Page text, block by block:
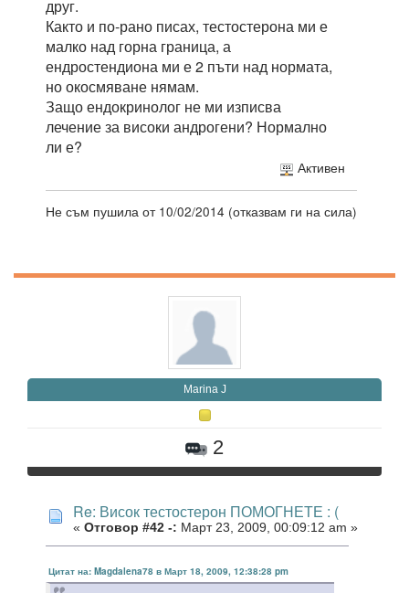
друг.
Както и по-рано писах, тестостерона ми е
малко над горна граница, а
ендростендиона ми е 2 пъти над нормата,
но окосмяване нямам.
Защо ендокринолог не ми изписва
лечение за високи андрогени? Нормално
ли е?
Активен
Не съм пушила от 10/02/2014 (отказвам ги на сила)
Marina J
2
Re: Висок тестостерон ПОМОГНЕТЕ : (
« Отговор #42 -: Март 23, 2009, 00:09:12 am »
Цитат на: Magdalena78 в Март 18, 2009, 12:38:28 pm